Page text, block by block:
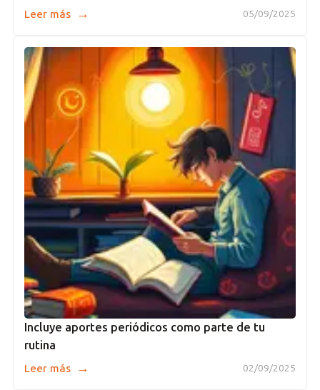
05/09/2025
Leer más →
Incluye aportes periódicos como parte de tu
rutina
02/09/2025
Leer más →